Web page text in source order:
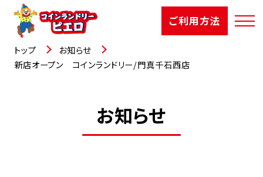
ご利用方法
店舗検索
選ばれる理由
トップ
お知らせ
新店オープン コインランドリー/門真千石西店
お知らせ